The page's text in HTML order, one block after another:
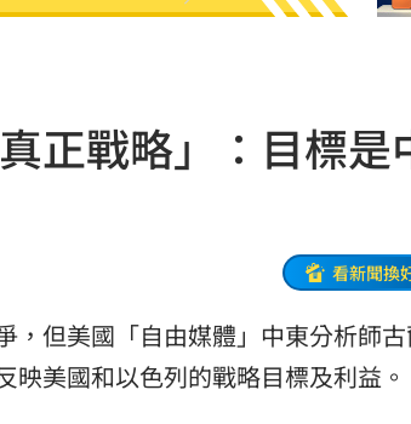
正戰略」：目標是
看新聞換
，但美國「自由媒體」中東分析師
美國和以色列的戰略目標及利益。